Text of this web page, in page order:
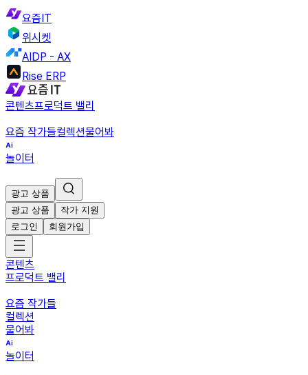
요즘IT
위시켓
AIDP - AX
Rise ERP
콘텐츠프로덕트 밸리
요즘 작가들컬렉션물어봐
놀이터
광고 상품
광고 상품
작가 지원
로그인
회원가입
콘텐츠
프로덕트 밸리
요즘 작가들
컬렉션
물어봐
놀이터